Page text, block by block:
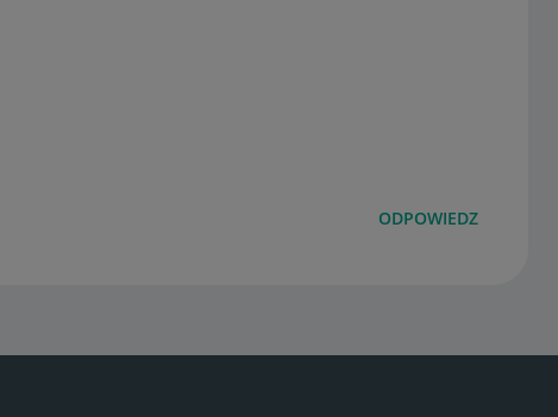
ODPOWIEDZ